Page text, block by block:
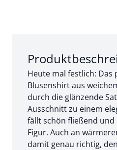
Abschnitt 1 von 3:
Heute mal festlich: Das
Blusenshirt aus
durch die glänzende
Ausschnitt zu einem
fällt schön fließend
Figur. Auch an
damit genau richtig,